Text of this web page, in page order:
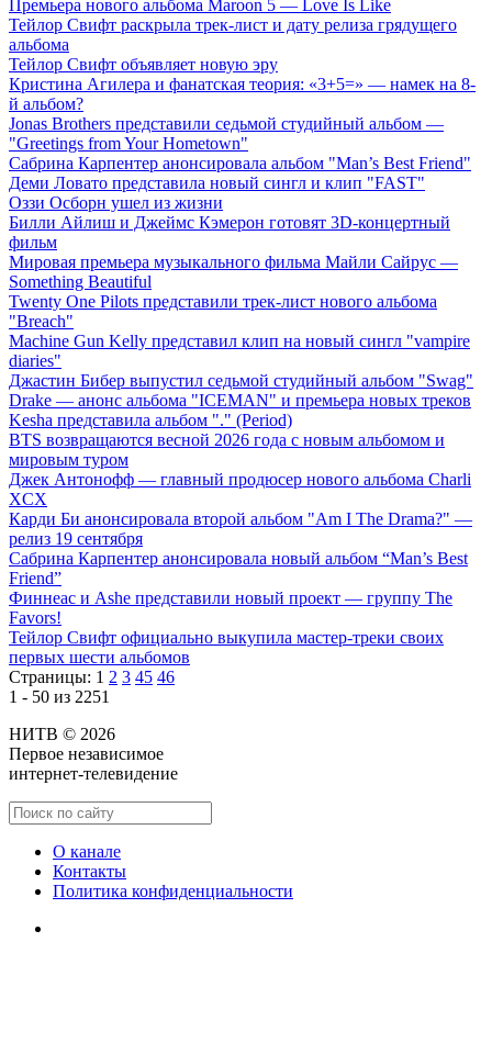
Премьера нового альбома Maroon 5 — Love Is Like
Тейлор Свифт раскрыла трек-лист и дату релиза грядущего
альбома
Тейлор Свифт объявляет новую эру
Кристина Агилера и фанатская теория: «3+5=» — намек на 8-
й альбом?
Jonas Brothers представили седьмой студийный альбом —
"Greetings from Your Hometown"
Сабрина Карпентер анонсировала альбом "Man’s Best Friend"
Деми Ловато представила новый сингл и клип "FAST"
Оззи Осборн ушел из жизни
Билли Айлиш и Джеймс Кэмерон готовят 3D-концертный
фильм
Мировая премьера музыкального фильма Майли Сайрус —
Something Beautiful
Twenty One Pilots представили трек-лист нового альбома
"Breach"
Machine Gun Kelly представил клип на новый сингл "vampire
diaries"
Джастин Бибер выпустил седьмой студийный альбом "Swag"
Drake — анонс альбома "ICEMAN" и премьера новых треков
Kesha представила альбом "." (Period)
BTS возвращаются весной 2026 года с новым альбомом и
мировым туром
Джек Антонофф — главный продюсер нового альбома Charli
XCX
Карди Би анонсировала второй альбом "Am I The Drama?" —
релиз 19 сентября
Сабрина Карпентер анонсировала новый альбом “Man’s Best
Friend”
Финнеас и Ashe представили новый проект — группу The
Favors!
Тейлор Свифт официально выкупила мастер-треки своих
первых шести альбомов
Страницы: 1 2 3 45 46
1 - 50 из 2251
НИТВ © 2026
Первое независимое
интернет-телевидение
О канале
Контакты
Политика конфиденциальности